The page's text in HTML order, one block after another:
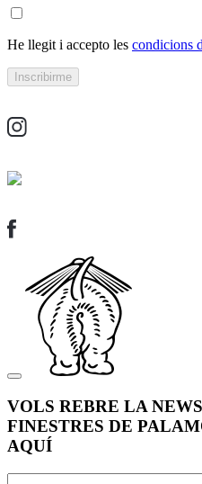
He llegit i accepto les condicions
VOLS REBRE LA
FINESTRES DE
AQUÍ